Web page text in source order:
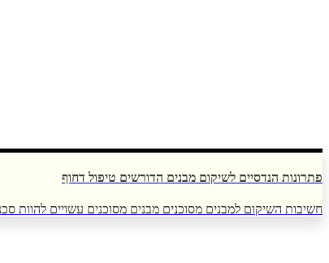
פתרונות הנדסיים לשיקום מבנים הדורשים טיפול דחוף
חשיבות השיקום למבנים מסוכנים מבנים מסוכנים עשויים להוות